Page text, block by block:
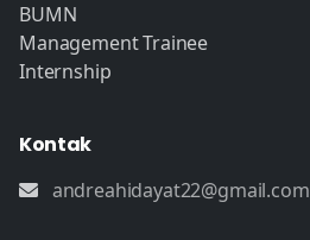
BUMN
Management Trainee
Internship
Kontak
andreahidayat22@gmail.com